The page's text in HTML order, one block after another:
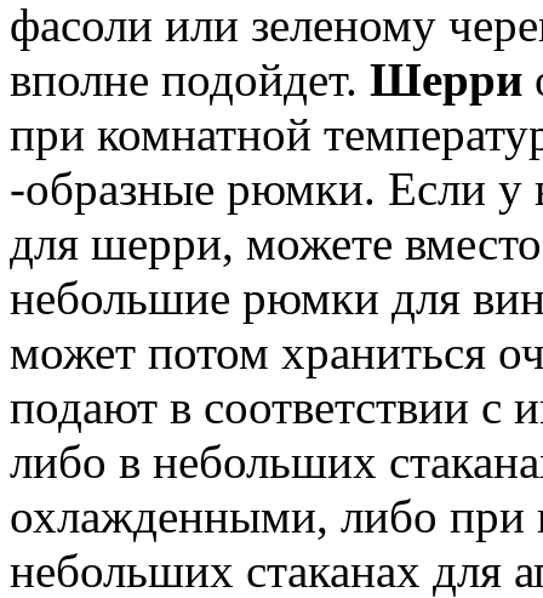
фасоли или зеленому
вполне подойдет. Шерри
при комнатной
-образные рюмки. Если у
для шерри, можете
небольшие рюмки для
может потом храниться
подают в соответствии с
либо в небольших
охлажденными, либо при
небольших стаканах для